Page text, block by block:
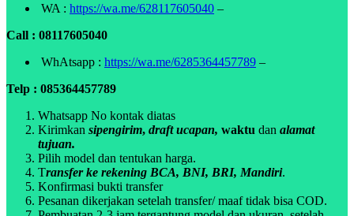
WA : https://wa.me/628117605040 –
Call : 08117605040
WhAtsapp : https://wa.me/6285364457789 –
Telp : 085364457789
Whatsapp No kontak diatas
Kirimkan sipengirim, draft ucapan, waktu dan alamat
tujuan.
Pilih model dan tentukan harga.
Transfer ke rekening BCA, BNI, BRI, Mandiri.
Konfirmasi bukti transfer
Pesanan dikerjakan setelah transfer/ maaf tidak bisa COD.